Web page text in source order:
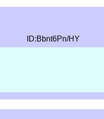
ID:Bbnt6Pn/HY